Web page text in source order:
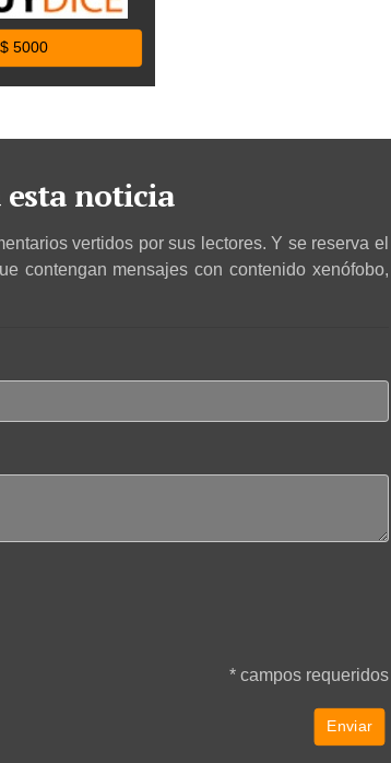
$ 5000
esta noticia
vertidos por sus lectores. Y se reserva el
contengan mensajes con contenido xenófobo,
* campos requeridos